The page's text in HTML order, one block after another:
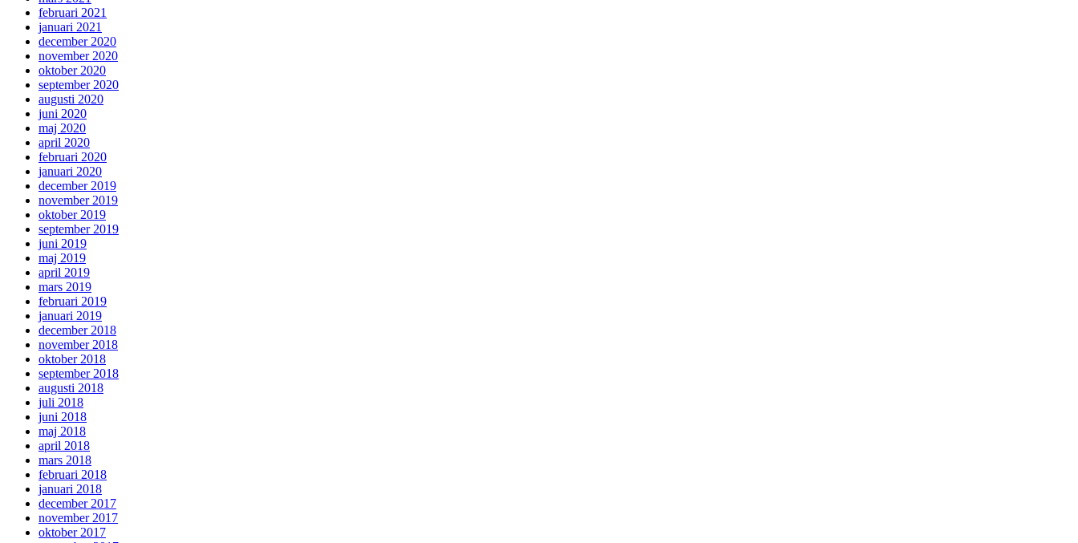
februari 2021
januari 2021
december 2020
november 2020
oktober 2020
september 2020
augusti 2020
juni 2020
maj 2020
april 2020
februari 2020
januari 2020
december 2019
november 2019
oktober 2019
september 2019
juni 2019
maj 2019
april 2019
mars 2019
februari 2019
januari 2019
december 2018
november 2018
oktober 2018
september 2018
augusti 2018
juli 2018
juni 2018
maj 2018
april 2018
mars 2018
februari 2018
januari 2018
december 2017
november 2017
oktober 2017